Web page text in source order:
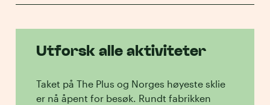
Utforsk alle aktiviteter
Taket på The Plus og Norges høyeste sklie
er nå åpent for besøk. Rundt fabrikken